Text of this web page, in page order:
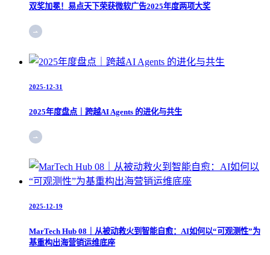
双奖加冕！易点天下荣获微软广告2025年度两项大奖
2025-12-31
2025年度盘点｜跨越AI Agents 的进化与共生
2025-12-19
MarTech Hub 08｜从被动救火到智能自愈：AI如何以“可观测性”为
基重构出海营销运维底座